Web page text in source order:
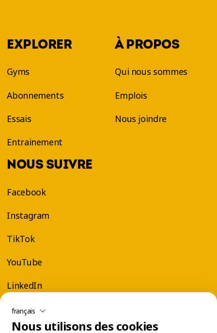
EXPLORER
Gyms
Abonnements
Essais
Entrainement
À PROPOS
Qui nous sommes
Emplois
Nous joindre
NOUS SUIVRE
Facebook
Instagram
TikTok
YouTube
LinkedIn
français
Nous utilisons des cookies